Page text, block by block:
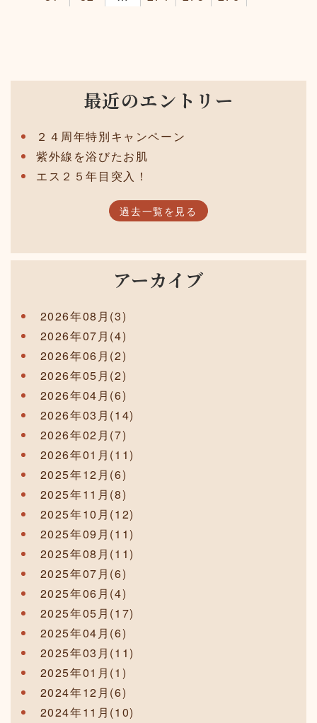
最近のエントリー
２４周年特別キャンペーン
紫外線を浴びたお肌
エス２５年目突入！
過去一覧を見る
アーカイブ
2026年08月(3)
2026年07月(4)
2026年06月(2)
2026年05月(2)
2026年04月(6)
2026年03月(14)
2026年02月(7)
2026年01月(11)
2025年12月(6)
2025年11月(8)
2025年10月(12)
2025年09月(11)
2025年08月(11)
2025年07月(6)
2025年06月(4)
2025年05月(17)
2025年04月(6)
2025年03月(11)
2025年01月(1)
2024年12月(6)
2024年11月(10)